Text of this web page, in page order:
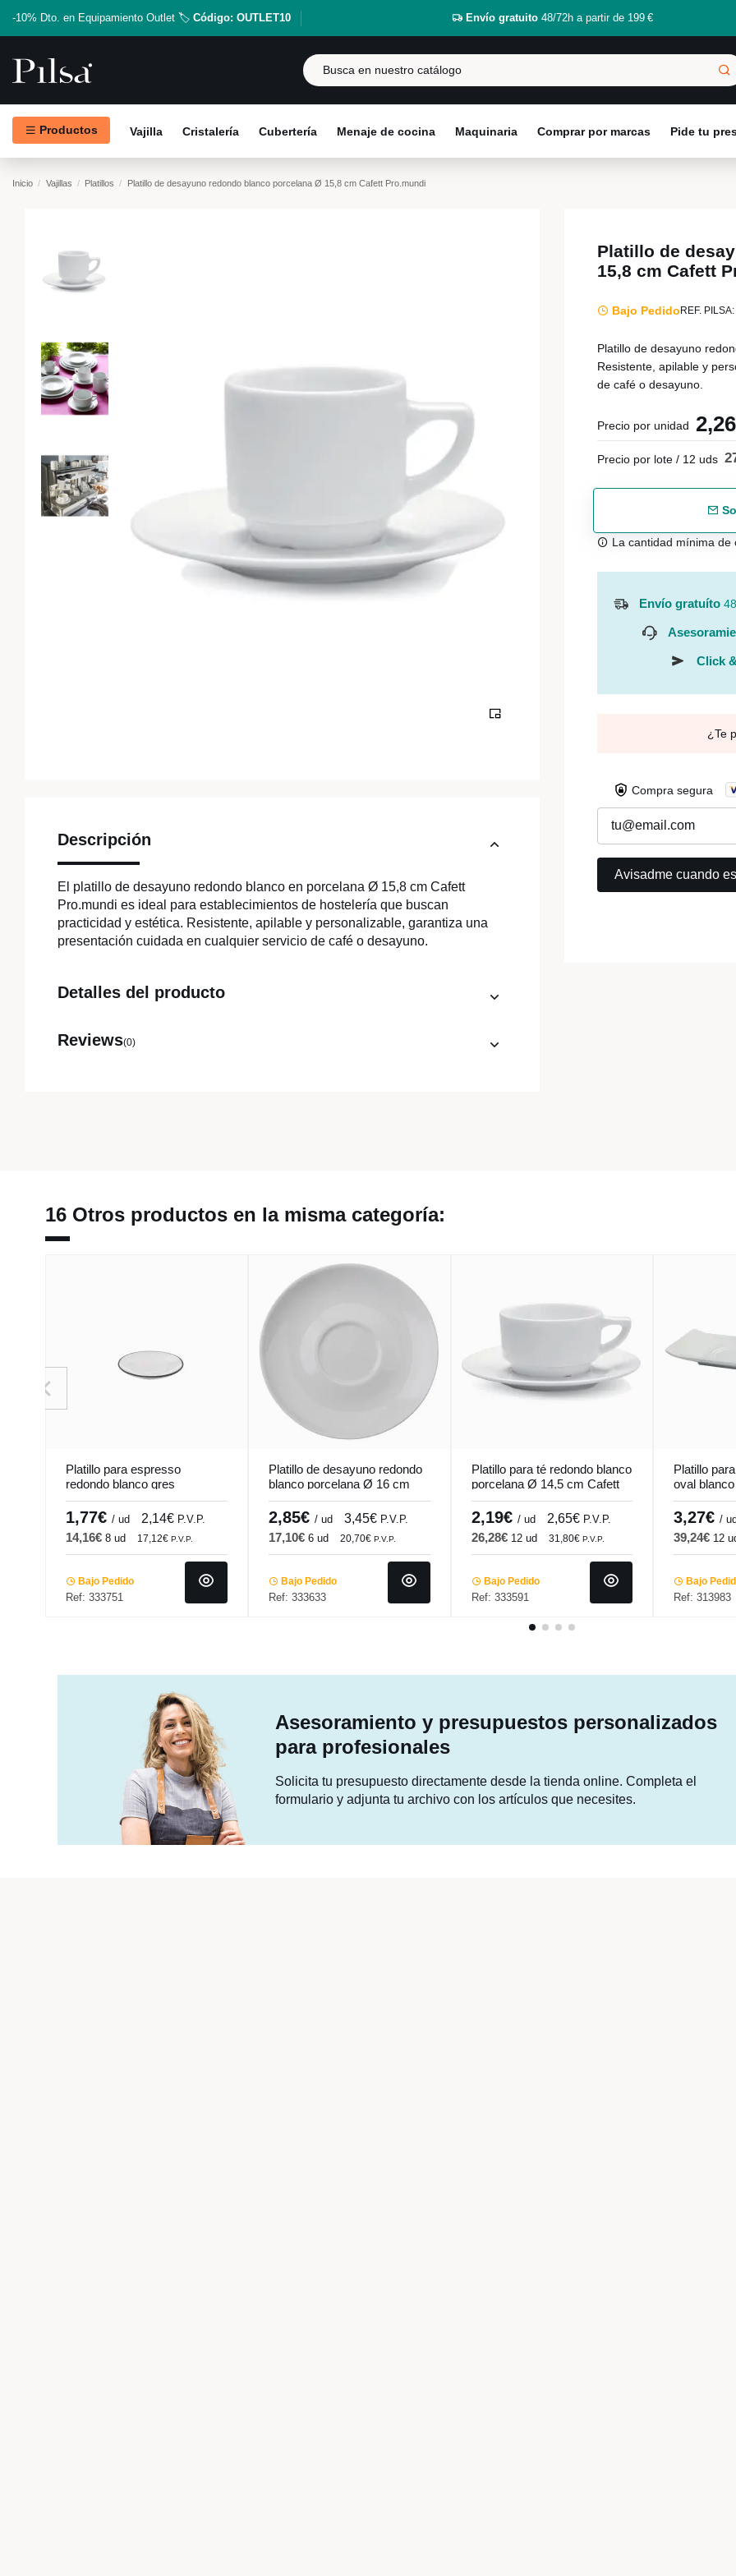
-10% Dto. en Equipamiento Outlet 🏷️ Código: OUTLET10 Envío gratuito48/72h a partir de 199 €
Productos Vajilla Cristalería Cubertería Menaje de cocina Maquinaria Comprar por marcas Pide tu
Inicio Vajillas Platillos Platillo de desayuno redondo blanco porcelana Ø 15,8 cm Cafett Pro.mundi
Descripción
El platillo de desayuno redondo blanco en porcelana Ø 15,8 cm Cafett
Pro.mundi es ideal para establecimientos de hostelería que buscan
practicidad y estética. Resistente, apilable y personalizable, garantiza una
presentación cuidada en cualquier servicio de café o desayuno.
Detalles del producto
Reviews(0)
Platillo de
15,8 cm Cafett
Bajo Pedido REF. PILSA:
Platillo de desayuno
Resistente, apilable y
de café o desayuno.
Precio por unidad
Precio por lote / 12 uds
La cantidad mínima de
Envío gratuíto
Click
¿Te
Compra segura
16 Otros productos en la misma categoría:
Platillo para espresso
redondo blanco gres
esmaltado Ø 11 cm Bistrot
Pro.mundi
1,77€ / ud 2,14€ P.V.P.
14,16€ 8 ud 17,12€ P.V.P.
Bajo Pedido
Ref: 333751
Platillo de desayuno redondo
blanco porcelana Ø 16 cm
Emotions Pro.mundi
2,85€ / ud 3,45€ P.V.P.
17,10€ 6 ud 20,70€ P.V.P.
Bajo Pedido
Ref: 333633
Platillo para té redondo blanco
porcelana Ø 14,5 cm Cafett
Pro.mundi
2,19€ / ud 2,65€ P.V.P.
26,28€ 12 ud 31,80€ P.V.P.
Bajo Pedido
Ref: 333591
Platillo
oval
Prismo
3,27€/ ud
39,24€ 12
Bajo
Ref: 313983
Asesoramiento y presupuestos personalizados
para profesionales
Solicita tu presupuesto directamente desde la tienda online. Completa el
formulario y adjunta tu archivo con los artículos que necesites.